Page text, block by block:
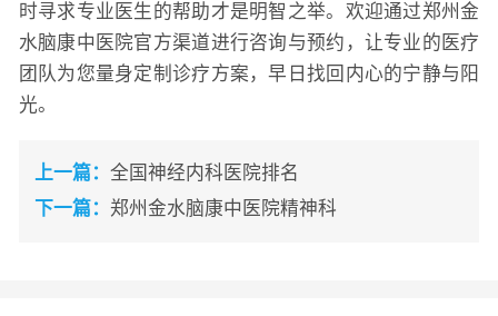
时寻求专业医生的帮助才是明智之举。欢迎通过郑州金
水脑康中医院官方渠道进行咨询与预约，让专业的医疗
团队为您量身定制诊疗方案，早日找回内心的宁静与阳
光。
上一篇： 全国神经内科医院排名
下一篇： 郑州金水脑康中医院精神科